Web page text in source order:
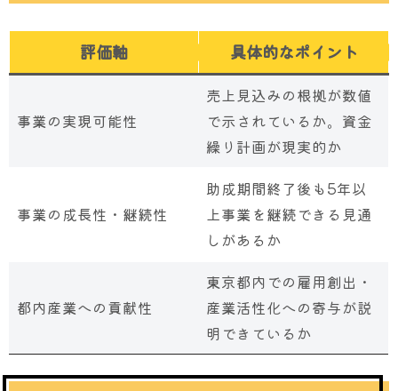
評価軸 具体的なポイント
事業の実現可能性
売上見込みの根拠が数値
で示されているか。資金
繰り計画が現実的か
事業の成長性・継続性
助成期間終了後も5年以
上事業を継続できる見通
しがあるか
都内産業への貢献性
東京都内での雇用創出・
産業活性化への寄与が説
明できているか